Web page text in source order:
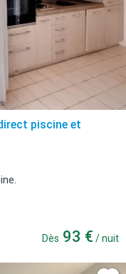
piscine et
Dès 93 € / nuit